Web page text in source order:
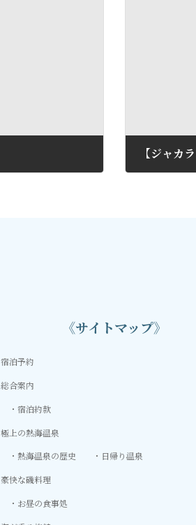
【ジャカ
《サイトマップ》
宿泊予約
総合案内
宿泊約款
極上の熱海温泉
熱海温泉の歴史
日帰り温泉
豪快な磯料理
お昼の食事処